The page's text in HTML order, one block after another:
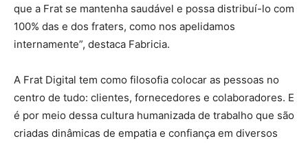
que a Frat se mantenha saudável e possa distribuí-lo com
100% das e dos fraters, como nos apelidamos
internamente”, destaca Fabricia.
A Frat Digital tem como filosofia colocar as pessoas no
centro de tudo: clientes, fornecedores e colaboradores. E
é por meio dessa cultura humanizada de trabalho que são
criadas dinâmicas de empatia e confiança em diversos